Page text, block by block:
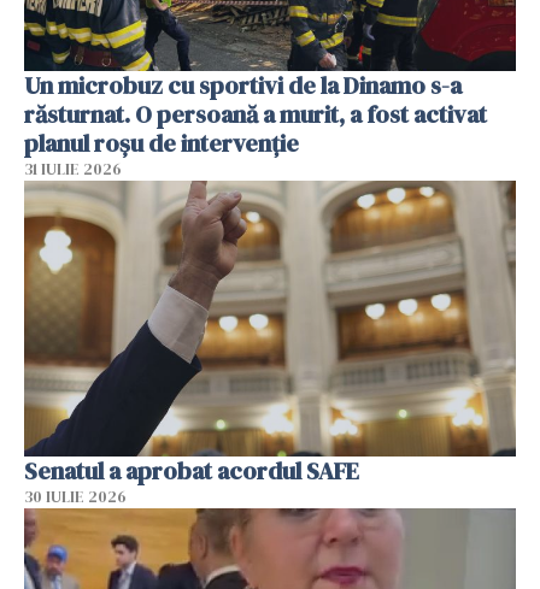
Un microbuz cu sportivi de la Dinamo s-a
răsturnat. O persoană a murit, a fost activat
planul roșu de intervenție
31 IULIE 2026
Senatul a aprobat acordul SAFE
30 IULIE 2026